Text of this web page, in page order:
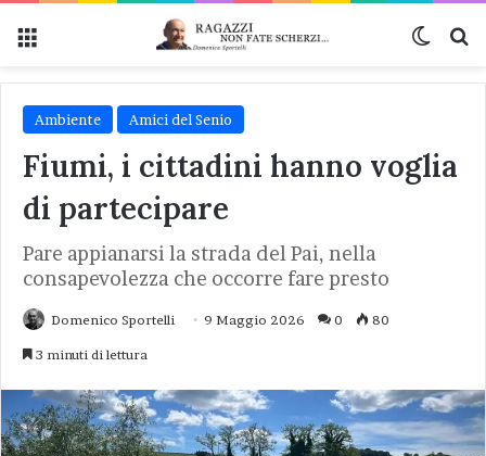
Ambiente Amici del Senio
Fiumi, i cittadini hanno voglia
di partecipare
Pare appianarsi la strada del Pai, nella
consapevolezza che occorre fare presto
Domenico Sportelli 9 Maggio 2026 0 80
3 minuti di lettura